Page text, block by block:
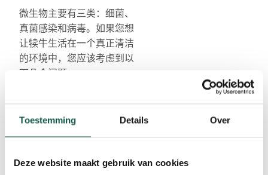
Toestemming Details Over
Deze website maakt gebruik van cookies
微生物主要有三类：细菌、
真菌感染和病毒。如果您想
让犊牛生活在一个真正清洁
的环境中，您应该考虑到以
下几个问题：
清洁技术
板、与其他动物的距